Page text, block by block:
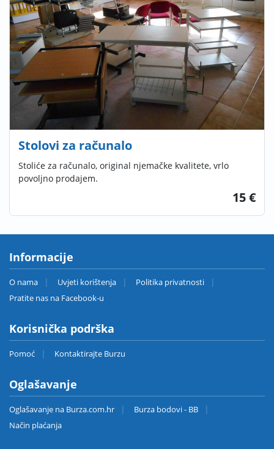
Stolovi za računalo
Stoliće za računalo, original njemačke kvalitete, vrlo
povoljno prodajem.
15 €
Informacije
O nama Uvjeti korištenja
Politika privatnosti
Pratite nas na Facebook-u
Korisnička podrška
Pomoć Kontaktirajte Burzu
Oglašavanje
Oglašavanje na Burza.com.hr
Burza bodovi - BB
Način plaćanja